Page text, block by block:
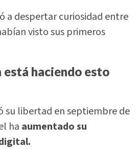
a despertar curiosidad entre
visto sus primeros
está haciendo esto
su libertad en septiembre de
ha aumentado su